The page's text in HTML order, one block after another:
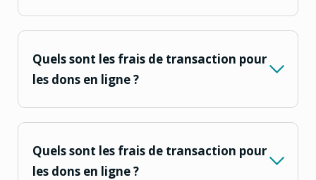
Quels sont les frais de transaction pour
les dons en ligne ?
Quels sont les frais de transaction pour
les dons en ligne ?